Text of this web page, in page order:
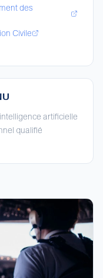
des
Civile
artificielle
qualifié